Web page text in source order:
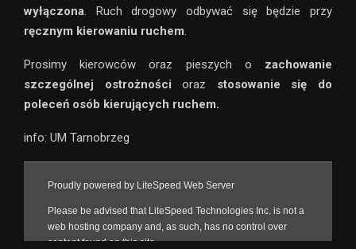
wyłączona. Ruch drogowy odbywać się będzie przy
ręcznym kierowaniu ruchem.
Prosimy kierowców oraz pieszych o zachowanie
szczególnej ostrożności oraz stosowanie się do
poleceń osób kierujących ruchem.
info: UM Tarnobrzeg